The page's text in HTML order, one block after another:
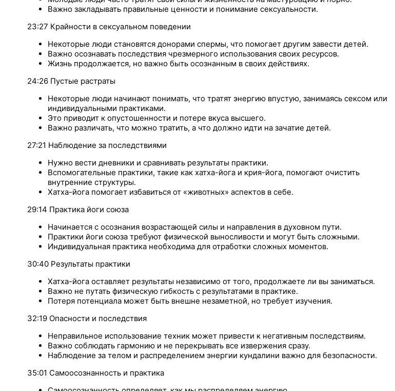
Важно закладывать правильные ценности и понимание сексуальности.
23:27 Крайности в сексуальном поведении
Некоторые люди становятся донорами спермы, что помогает другим завести детей.
Важно осознавать последствия чрезмерного использования своих ресурсов.
Жизнь продолжается, но важно быть осознанным в своих действиях.
24:26 Пустые растраты
Некоторые люди начинают понимать, что тратят энергию впустую, занимаясь сексом или
индивидуальными практиками.
Это приводит к опустошенности и потере вкуса высшего.
Важно различать, что можно тратить, а что должно идти на зачатие детей.
27:21 Наблюдение за последствиями
Нужно вести дневники и сравнивать результаты практики.
Вспомогательные практики, такие как хатха-йога и крия-йога, помогают очистить
внутренние структуры.
Хатха-йога помогает избавиться от «животных» аспектов в себе.
29:14 Практика йоги союза
Начинается с осознания возрастающей силы и направления в духовном пути.
Практики йоги союза требуют физической выносливости и могут быть сложными.
Индивидуальная практика необходима для отработки сложных моментов.
30:40 Результаты практики
Хатха-йога оставляет результаты независимо от того, продолжаете ли вы заниматься.
Важно не путать физическую гибкость с результатами в практике.
Потеря потенциала может быть внешне незаметной, но требует изучения.
32:19 Опасности и последствия
Неправильное использование техник может привести к негативным последствиям.
Важно соблюдать гармонию и не перекрывать все извержения сразу.
Наблюдение за телом и распределением энергии кундалини важно для безопасности.
35:01 Самоосознанность и практика